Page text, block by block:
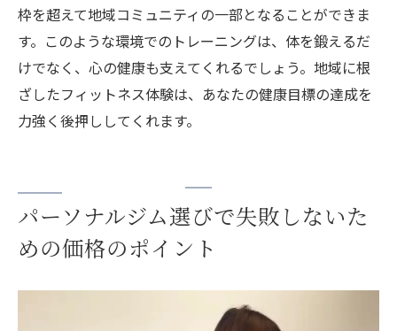
枠を超えて地域コミュニティの一部となることができま
す。このような環境でのトレーニングは、体を鍛えるだ
けでなく、心の健康も支えてくれるでしょう。地域に根
ざしたフィットネス体験は、あなたの健康目標の達成を
力強く後押ししてくれます。
パーソナルジム選びで失敗しないた
めの価格のポイント